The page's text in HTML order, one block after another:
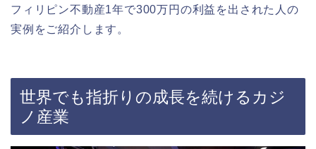
フィリピン不動産1年で300万円の利益を出された人の
実例をご紹介します。
世界でも指折りの成長を続けるカジ
ノ産業